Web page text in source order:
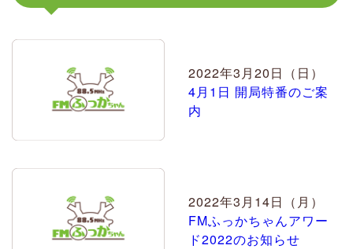
2022年3月20日（日）
4月1日 開局特番のご案
内
2022年3月14日（月）
FMふっかちゃんアワー
ド2022のお知らせ